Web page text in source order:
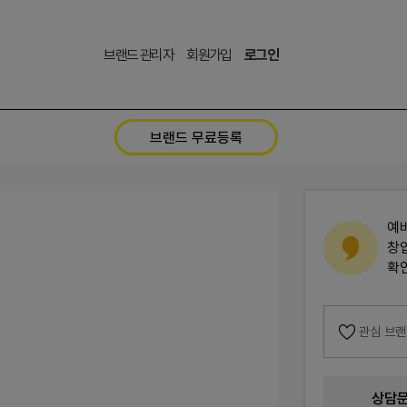
브랜드 관리자 회원가입 로그인
브랜드 무료등록
예
창
확
관심 브
상담